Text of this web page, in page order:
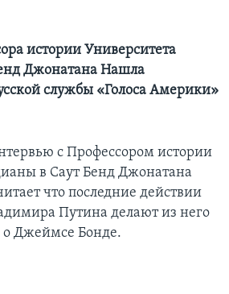
ПУТЕШЕСТВИЕ
ИСТОРИЯ
истории Университета
Джонатана Нашла
службы «Голоса Америки»
с Профессором истории
в Саут Бенд Джонатана
что последние действии
Путина делают из него
о Джеймсе Бонде.